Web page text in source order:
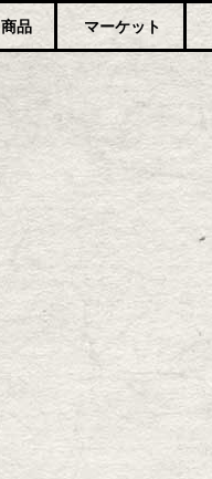
商品 マーケット